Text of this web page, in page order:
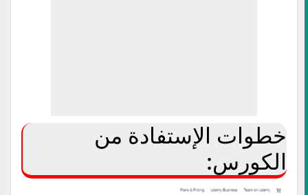
خطوات الإستفادة من
الكورس: